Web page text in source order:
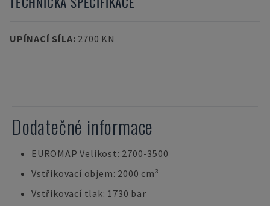
UPÍNACÍ SÍLA: 2700 KN
Dodatečné informace
EUROMAP Velikost: 2700-3500
Vstřikovací objem: 2000 cm³
Vstřikovací tlak: 1730 bar